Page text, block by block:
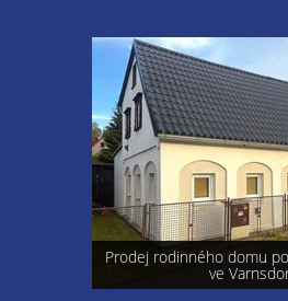
Prodej rodinného domu
ve